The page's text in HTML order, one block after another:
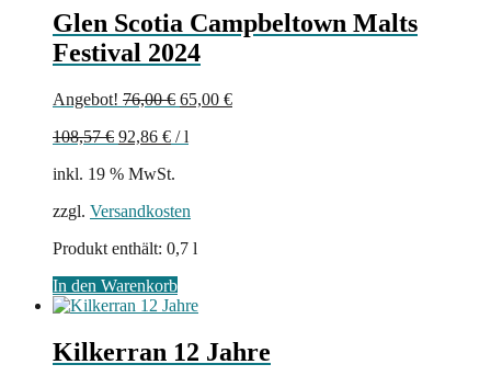
Glen Scotia Campbeltown Malts
Festival 2024
Angebot! 76,00€ Ursprünglicher
war:
65,00 €Aktueller
108,57€ 92,86 € /l
inkl. 19 % MwSt.
zzgl. Versandkosten
Produkt enthält: 0,7 l
In den Warenkorb
Kilkerran 12 Jahre